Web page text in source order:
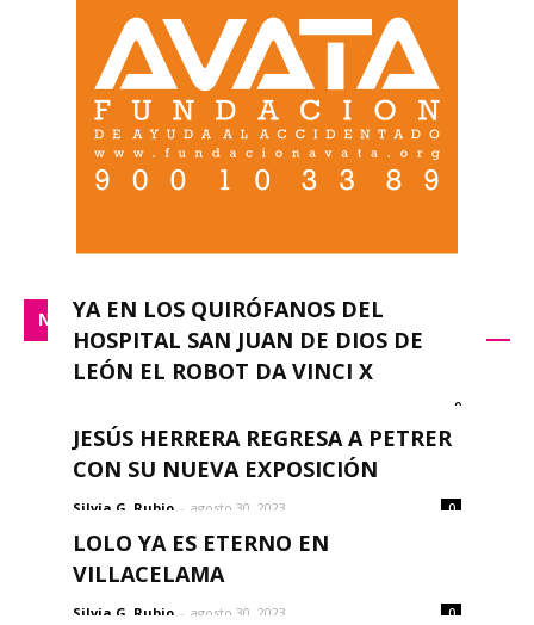
NACIONAL
YA EN LOS QUIRÓFANOS DEL
HOSPITAL SAN JUAN DE DIOS DE
LEÓN EL ROBOT DA VINCI X
0
JESÚS HERRERA REGRESA A PETRER
CON SU NUEVA EXPOSICIÓN
Silvia G. Rubio - agosto 30, 2023 0
LOLO YA ES ETERNO EN
VILLACELAMA
Silvia G. Rubio - agosto 30, 2023 0